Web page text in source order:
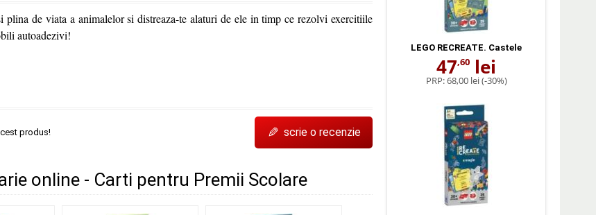
plina de viata a animalelor si distreaza-te alaturi de ele in timp ce rezolvi exercitiile
autoadezivi!
produs! ✎ scrie o recenzie
online - Carti pentru Premii Scolare
LEGO RECREATE. Castele
47,60 lei
PRP:68,00 lei(-30%)